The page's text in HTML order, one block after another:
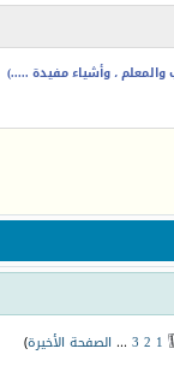
والمعلم ، وأشياء مفيدة .....)
1
2
3
... الصفحة الأخيرة)